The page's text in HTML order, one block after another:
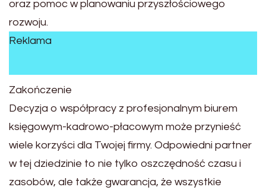
oraz pomoc w planowaniu przyszłościowego
rozwoju.
Reklama
Zakończenie
Decyzja o współpracy z profesjonalnym biurem
księgowym-kadrowo-płacowym może przynieść
wiele korzyści dla Twojej firmy. Odpowiedni partner
w tej dziedzinie to nie tylko oszczędność czasu i
zasobów, ale także gwarancja, że wszystkie